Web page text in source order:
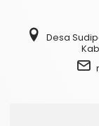
Desa